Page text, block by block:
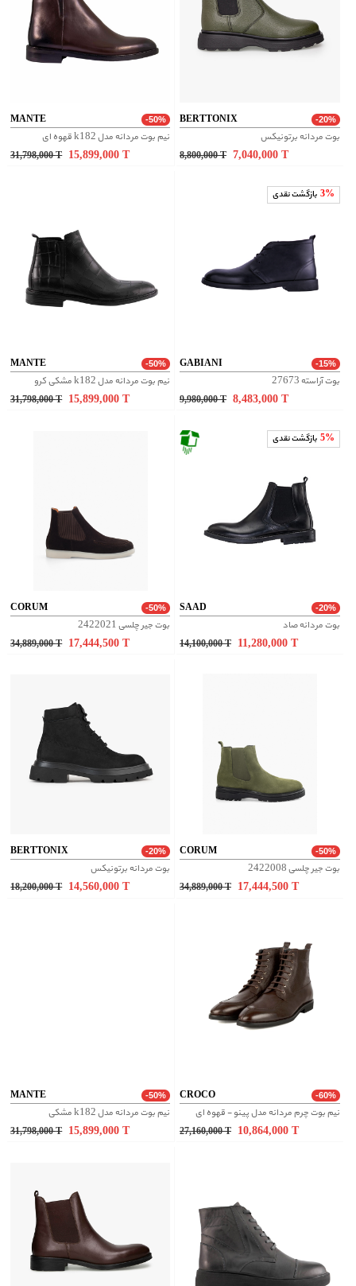
MANTE -50%
نیم بوت مردانه مدل k182 قهوه ای
31,798,000T 15,899,000T
BERTTONIX -20%
بوت مردانه برتونیکس
8,800,000T 7,040,000 T
MANTE -50%
نیم بوت مردانه مدل k182 مشکی کرو
31,798,000T 15,899,000T
3% بازگشت نقدی
GABIANI -15%
بوت آراسته 27673
9,980,000T 8,483,000 T
CORUM -50%
بوت جیر چلسی 2422021
34,889,000T 17,444,500T
5% بازگشت نقدی
SAAD -20%
بوت مردانه صاد
14,100,000T 11,280,000 T
BERTTONIX -20%
بوت مردانه برتونیکس
18,200,000T 14,560,000T
CORUM -50%
بوت جیر چلسی 2422008
34,889,000T 17,444,500 T
MANTE -50%
نیم بوت مردانه مدل k182 مشکی
31,798,000T 15,899,000T
CROCO -60%
نیم بوت چرم مردانه مدل پینو - قهوه ای
27,160,000T 10,864,000 T